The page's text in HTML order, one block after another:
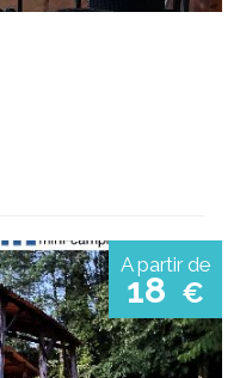
A partir de
18 €